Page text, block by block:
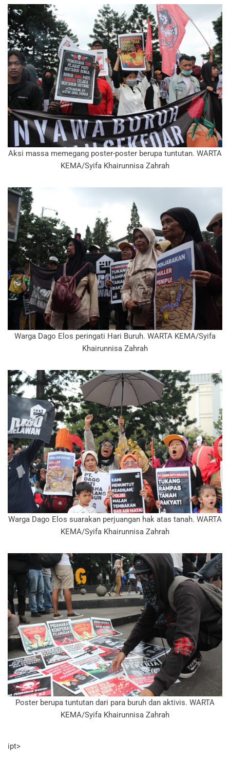
Aksi massa memegang poster-poster berupa tuntutan. WARTA
KEMA/Syifa Khairunnisa Zahrah
Warga Dago Elos peringati Hari Buruh. WARTA KEMA/Syifa
Khairunnisa Zahrah
Warga Dago Elos suarakan perjuangan hak atas tanah. WARTA
KEMA/Syifa Khairunnisa Zahrah
Poster berupa tuntutan dari para buruh dan aktivis. WARTA
KEMA/Syifa Khairunnisa Zahrah
ipt>